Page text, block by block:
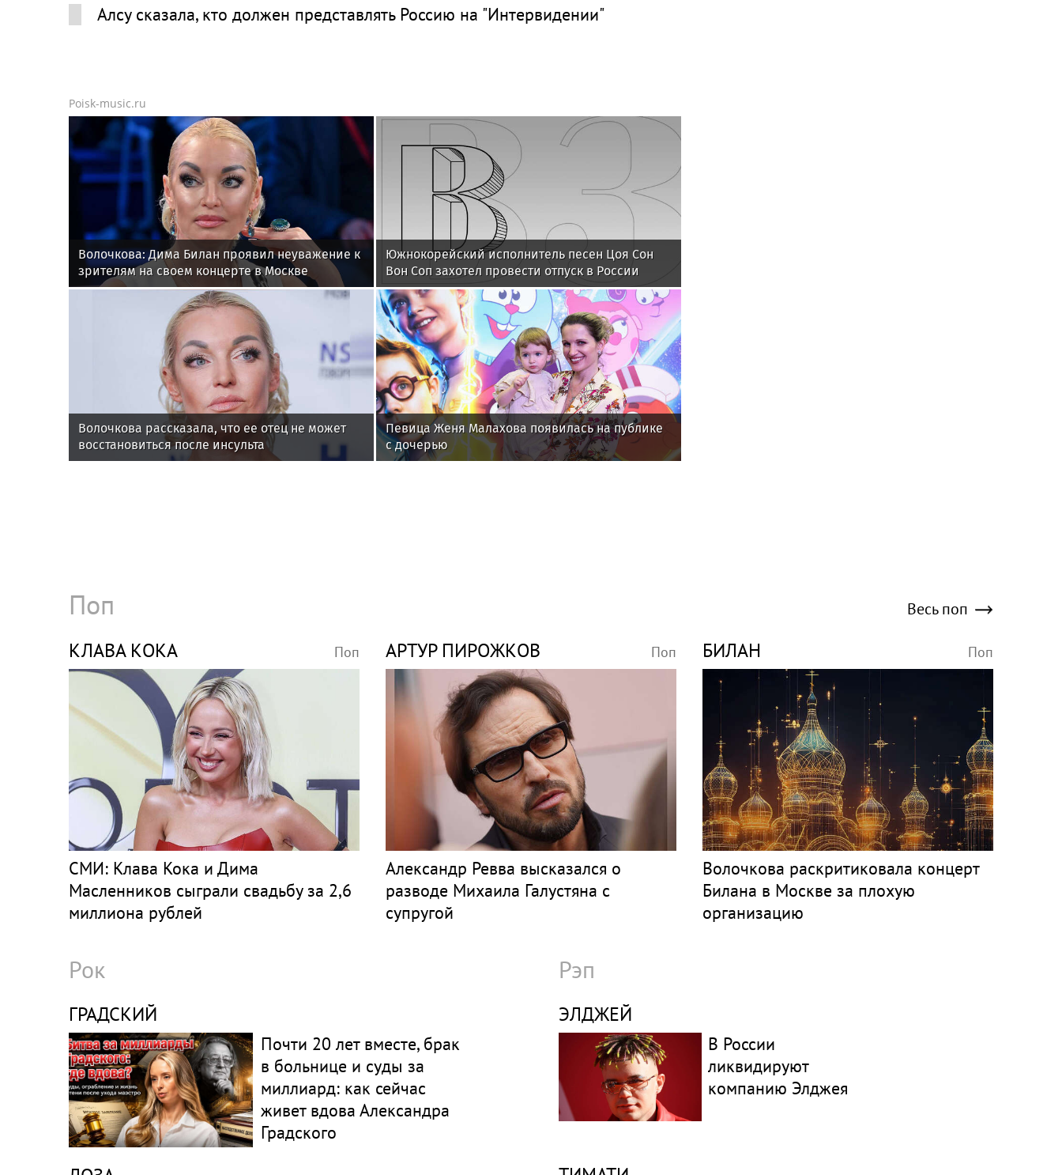
Алсу сказала, кто должен представлять Россию на "Интервидении"
Poisk-music.ru
Волочкова: Дима Билан проявил неуважение к
зрителям на своем концерте в Москве
Южнокорейский исполнитель песен Цоя Сон
Вон Соп захотел провести отпуск в России
Волочкова рассказала, что ее отец не может
восстановиться после инсульта
Певица Женя Малахова появилась на публике
с дочерью
Поп Весь поп
КЛАВА КОКА Поп
СМИ: Клава Кока и Дима
Масленников сыграли свадьбу за 2,6
миллиона рублей
АРТУР ПИРОЖКОВ Поп
Александр Ревва высказался о
разводе Михаила Галустяна с
супругой
БИЛАН Поп
Волочкова раскритиковала концерт
Билана в Москве за плохую
организацию
Рок
ГРАДСКИЙ
Почти 20 лет вместе, брак
в больнице и суды за
миллиард: как сейчас
живет вдова Александра
Градского
Рэп
ЭЛДЖЕЙ
В России
ликвидируют
компанию Элджея